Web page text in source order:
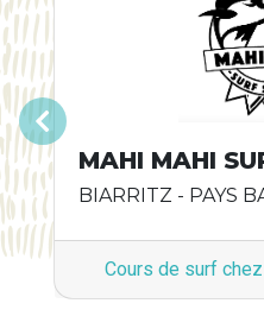
MAHI MAHI
BIARRITZ - PAYS
Cours de surf